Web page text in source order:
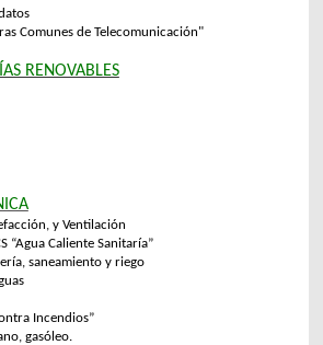
Comunes de Telecomunicación"
RENOVABLES
y Ventilación
“Agua Caliente Sanitaría”
saneamiento y riego
Incendios”
gasóleo.